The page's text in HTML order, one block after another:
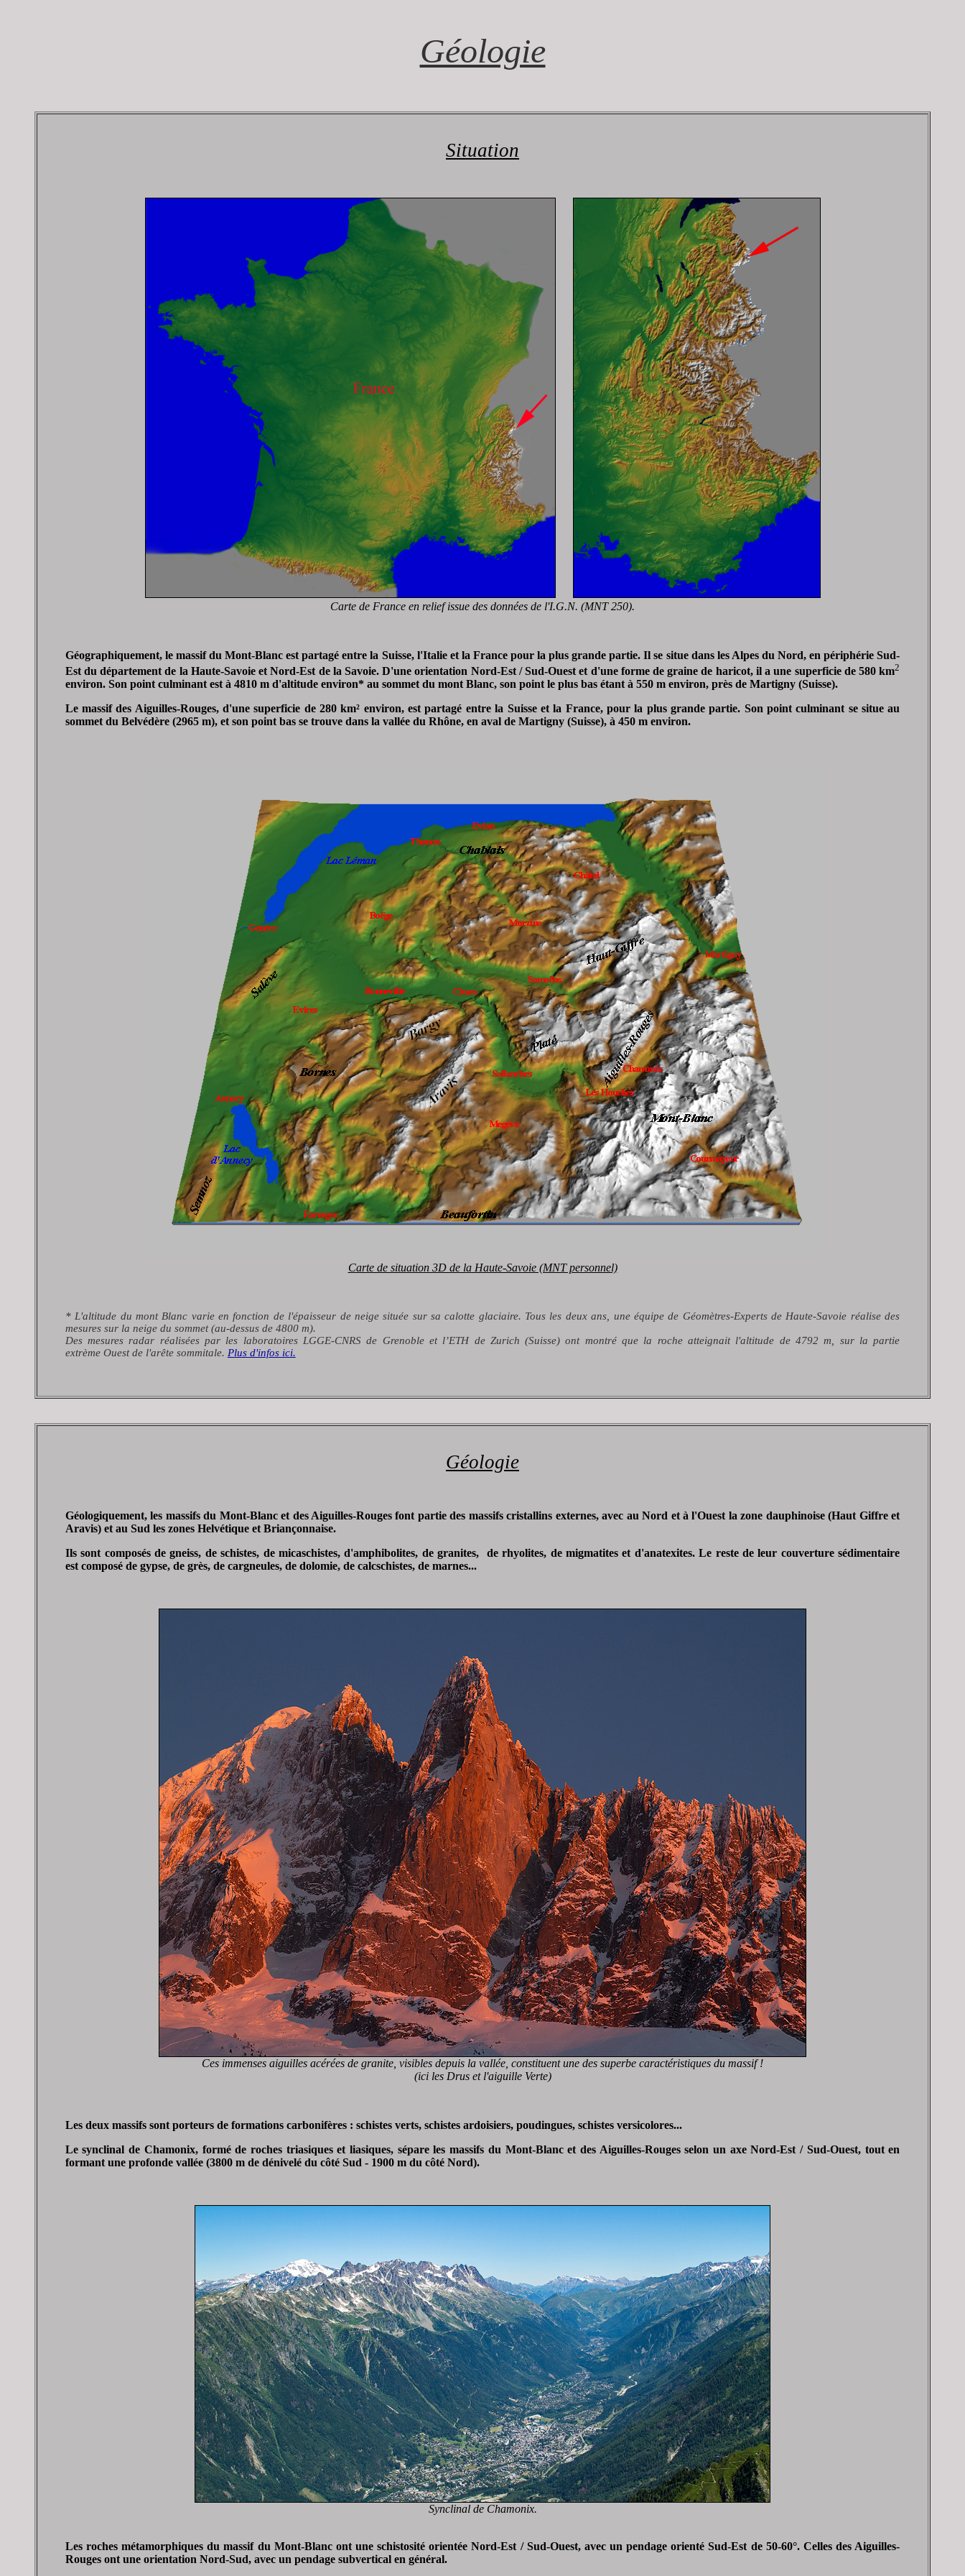
Géologie
Situation
Carte de France en relief issue des données de l'I.G.N. (MNT 250).
Géographiquement, le massif du Mont-Blanc est partagé entre la Suisse, l'Italie et la France pour la plus grande partie. Il se situe dans les Alpes du Nord, en périphérie Sud-
Est du département de la Haute-Savoie et Nord-Est de la Savoie. D'une orientation Nord-Est / Sud-Ouest et d'une forme de graine de haricot, il a une superficie de 580 km2
environ. Son point culminant est à 4810 m d'altitude environ* au sommet du mont Blanc, son point le plus bas étant à 550 m environ, près de Martigny (Suisse).
Le massif des Aiguilles-Rouges, d'une superficie de 280 km² environ, est partagé entre la Suisse et la France, pour la plus grande partie. Son point culminant se situe au
sommet du Belvédère (2965 m), et son point bas se trouve dans la vallée du Rhône, en aval de Martigny (Suisse), à 450 m environ.
Carte de situation 3D de la Haute-Savoie (MNT personnel)
* L'altitude du mont Blanc varie en fonction de l'épaisseur de neige située sur sa calotte glaciaire. Tous les deux ans, une équipe de Géomètres-Experts de Haute-Savoie réalise des
mesures sur la neige du sommet (au-dessus de 4800 m).
Des mesures radar réalisées par les laboratoires LGGE-CNRS de Grenoble et l’ETH de Zurich (Suisse)ont montré que la roche atteignait l'altitude de 4792 m, sur la partie
extrème Ouest de l'arête sommitale. Plus d'infos ici.
Géologie
Géologiquement, les massifs du Mont-Blanc et des Aiguilles-Rouges font partie des massifs cristallins externes, avec au Nord et à l'Ouest la zone dauphinoise (Haut Giffre et
Aravis) et au Sud les zones Helvétique et Briançonnaise.
Ils sont composés de gneiss, de schistes, de micaschistes, d'amphibolites, de granites, de rhyolites, de migmatites et d'anatexites. Le reste de leur couverture sédimentaire
est composé de gypse, de grès, de cargneules, de dolomie, de calcschistes, de marnes...
Ces immenses aiguilles acérées de granite, visibles depuis la vallée, constituent une des superbe caractéristiques du massif !
(ici les Drus et l'aiguille Verte)
Les deux massifs sont porteurs de formations carbonifères : schistes verts, schistes ardoisiers, poudingues, schistes versicolores...
Le synclinal de Chamonix, formé de roches triasiques et liasiques, sépare les massifs du Mont-Blanc et des Aiguilles-Rouges selon un axe Nord-Est / Sud-Ouest, tout en
formant une profonde vallée (3800 m de dénivelé du côté Sud - 1900 m du côté Nord).
Synclinal de Chamonix.
Les roches métamorphiques du massif du Mont-Blanc ont une schistosité orientée Nord-Est / Sud-Ouest, avec un pendage orienté Sud-Est de 50-60°. Celles des Aiguilles-
Rouges ont une orientation Nord-Sud, avec un pendage subvertical en général.